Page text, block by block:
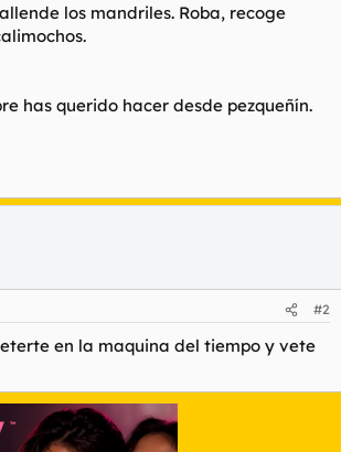
los mandriles. Roba, recoge
has querido hacer desde pezqueñín.
#2
en la maquina del tiempo y vete